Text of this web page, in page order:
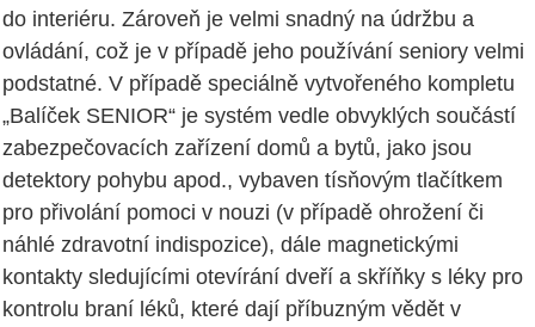
do interiéru. Zároveň je velmi snadný na údržbu a
ovládání, což je v případě jeho používání seniory velmi
podstatné. V případě speciálně vytvořeného kompletu
„Balíček SENIOR“ je systém vedle obvyklých součástí
zabezpečovacích zařízení domů a bytů, jako jsou
detektory pohybu apod., vybaven tísňovým tlačítkem
pro přivolání pomoci v nouzi (v případě ohrožení či
náhlé zdravotní indispozice), dále magnetickými
kontakty sledujícími otevírání dveří a skříňky s léky pro
kontrolu braní léků, které dají příbuzným vědět v